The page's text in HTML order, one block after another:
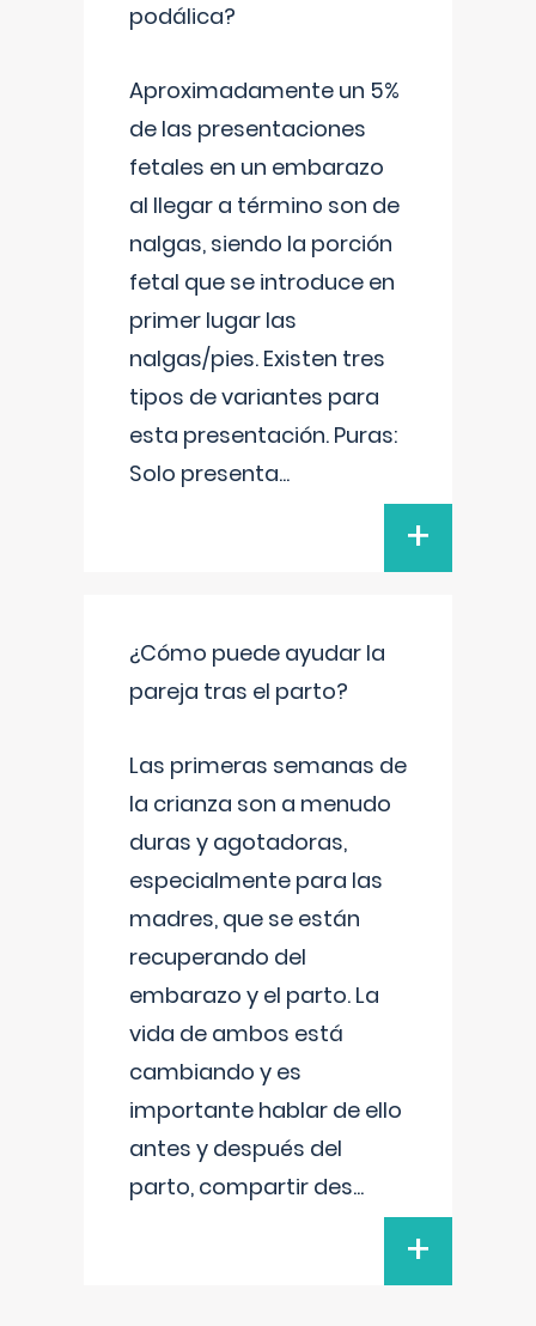
podálica?
Aproximadamente un 5%
de las presentaciones
fetales en un embarazo
al llegar a término son de
nalgas, siendo la porción
fetal que se introduce en
primer lugar las
nalgas/pies. Existen tres
tipos de variantes para
esta presentación. Puras:
Solo presenta...
+
¿Cómo puede ayudar la
pareja tras el parto?
Las primeras semanas de
la crianza son a menudo
duras y agotadoras,
especialmente para las
madres, que se están
recuperando del
embarazo y el parto. La
vida de ambos está
cambiando y es
importante hablar de ello
antes y después del
parto, compartir des...
+